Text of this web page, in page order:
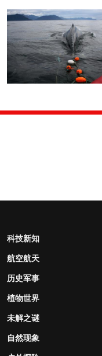
科技新知
航空航天
历史军事
植物世界
未解之谜
自然现象